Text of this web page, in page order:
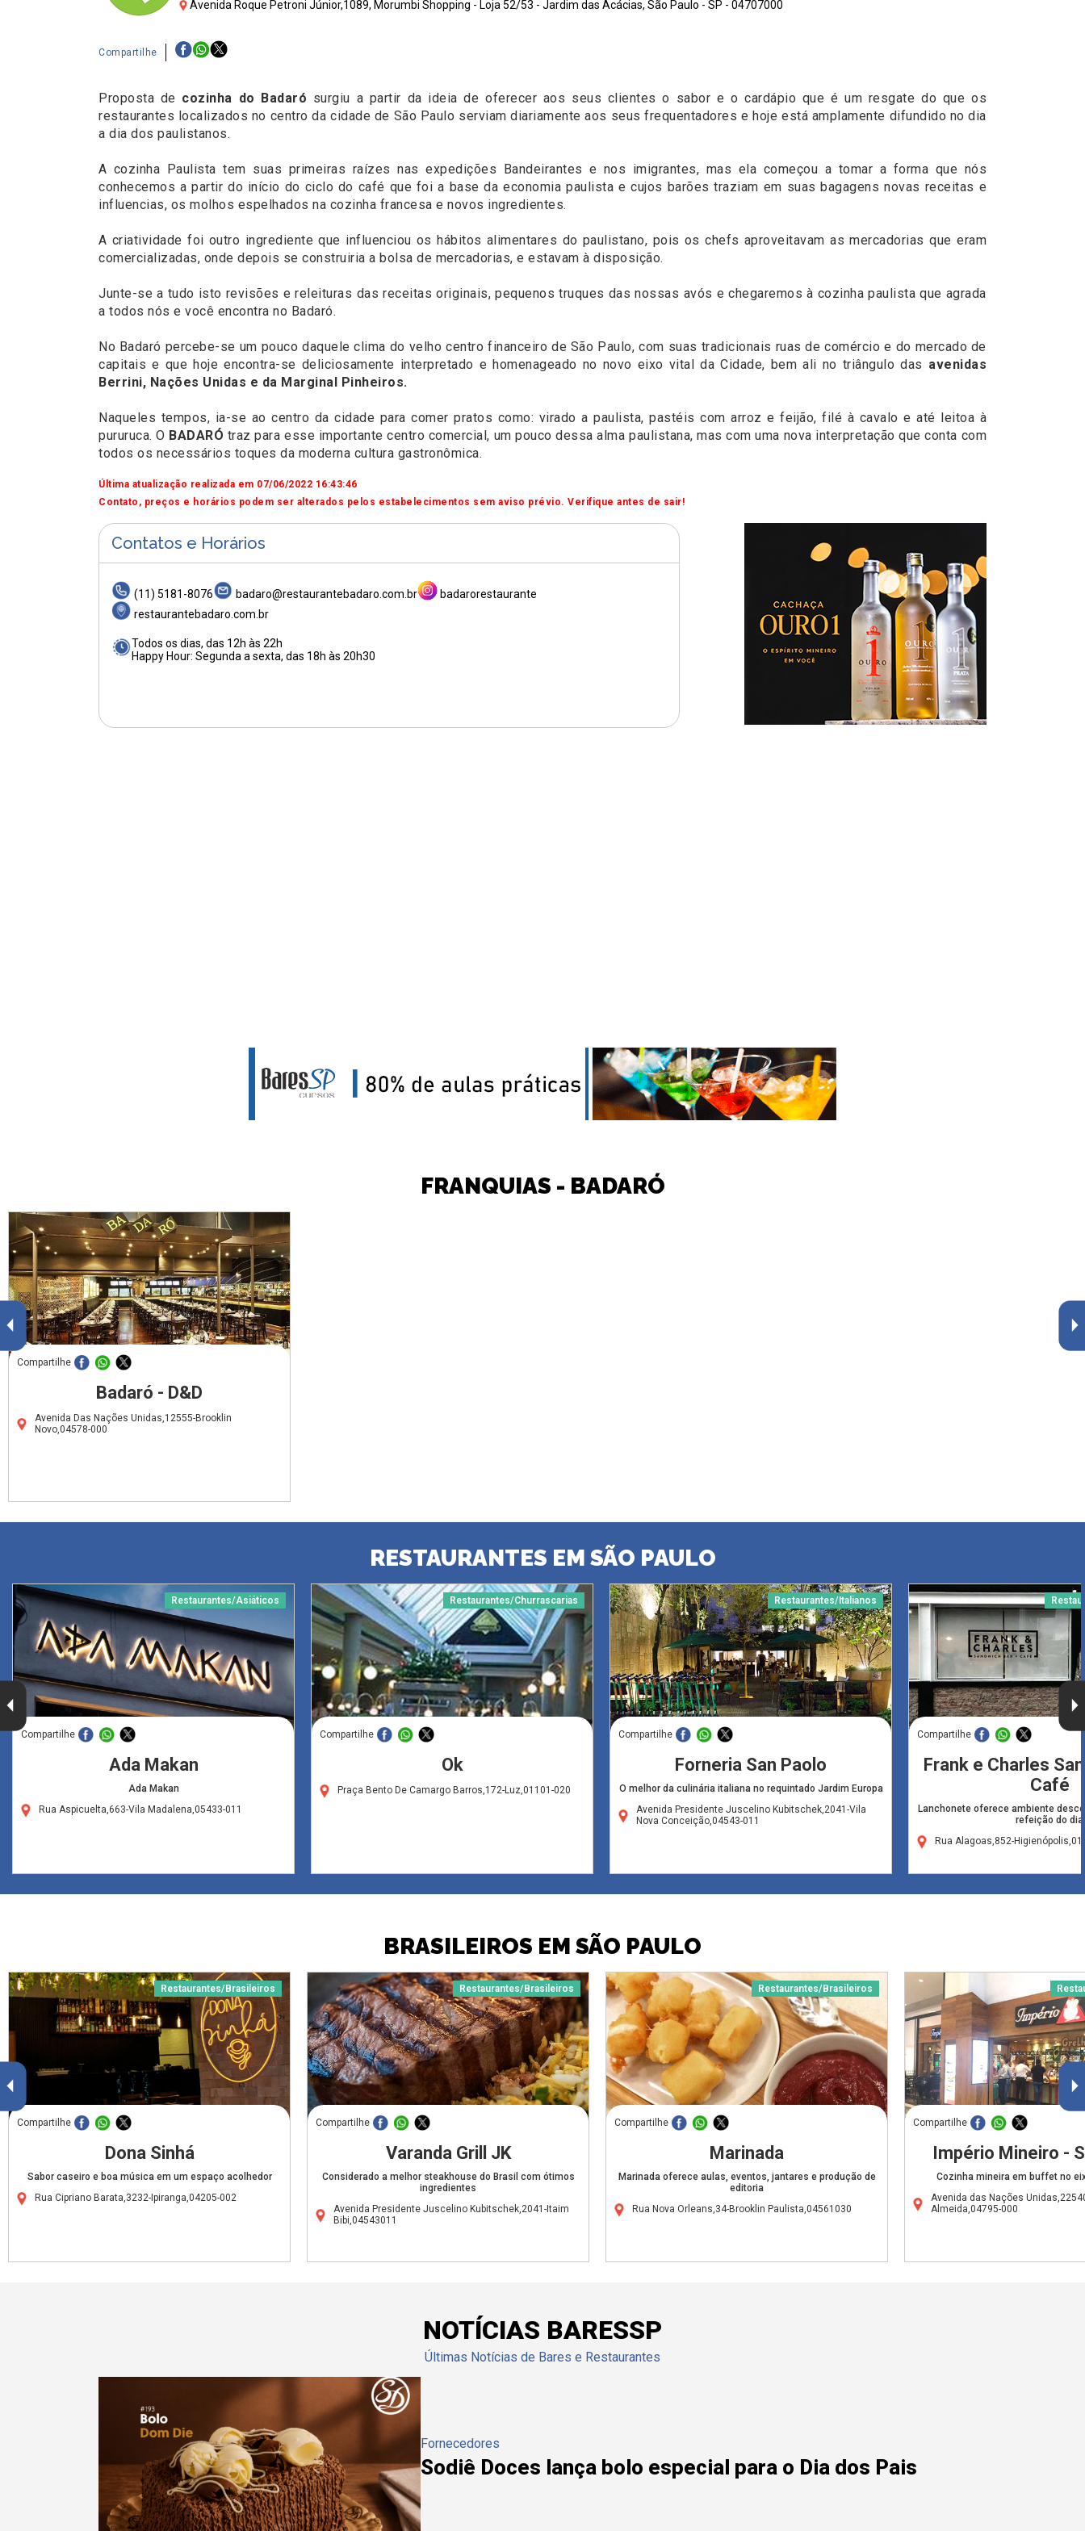
Avenida Roque Petroni Júnior,1089, Morumbi Shopping - Loja 52/53 - Jardim das Acácias, São Paulo - SP - 04707000
Compartilhe
Proposta de cozinha do Badaró surgiu a partir da ideia de oferecer aos seus clientes o sabor e o cardápio que é um resgate do que os
restaurantes localizados no centro da cidade de São Paulo serviam diariamente aos seus frequentadores e hoje está amplamente difundido no dia
a dia dos paulistanos.
A cozinha Paulista tem suas primeiras raízes nas expedições Bandeirantes e nos imigrantes, mas ela começou a tomar a forma que nós
conhecemos a partir do início do ciclo do café que foi a base da economia paulista e cujos barões traziam em suas bagagens novas receitas e
influencias, os molhos espelhados na cozinha francesa e novos ingredientes.
A criatividade foi outro ingrediente que influenciou os hábitos alimentares do paulistano, pois os chefs aproveitavam as mercadorias que eram
comercializadas, onde depois se construiria a bolsa de mercadorias, e estavam à disposição.
Junte-se a tudo isto revisões e releituras das receitas originais, pequenos truques das nossas avós e chegaremos à cozinha paulista que agrada
a todos nós e você encontra no Badaró.
No Badaró percebe-se um pouco daquele clima do velho centro financeiro de São Paulo, com suas tradicionais ruas de comércio e do mercado de
capitais e que hoje encontra-se deliciosamente interpretado e homenageado no novo eixo vital da Cidade, bem ali no triângulo das avenidas
Berrini, Nações Unidas e da Marginal Pinheiros.
Naqueles tempos, ia-se ao centro da cidade para comer pratos como: virado a paulista, pastéis com arroz e feijão, filé à cavalo e até leitoa à
pururuca. O BADARÓ traz para esse importante centro comercial, um pouco dessa alma paulistana, mas com uma nova interpretação que conta com
todos os necessários toques da moderna cultura gastronômica.
Última atualização realizada em 07/06/2022 16:43:46
Contato, preços e horários podem ser alterados pelos estabelecimentos sem aviso prévio. Verifique antes de sair!
Contatos e Horários
(11) 5181-8076 badaro@restaurantebadaro.com.br
badarorestaurante
restaurantebadaro.com.br
Todos os dias, das 12h às 22h
Happy Hour: Segunda a sexta, das 18h às 20h30
FRANQUIAS - BADARÓ
Compartilhe
Badaró - D&D
Avenida Das Nações Unidas,12555-Brooklin
Novo,04578-000
RESTAURANTES EM SÃO PAULO
Restaurantes/Asiáticos
Compartilhe
Ada Makan
Ada Makan
Rua Aspicuelta,663-Vila Madalena,05433-011
Restaurantes/Churrascarias
Compartilhe
Ok
Praça Bento De Camargo Barros,172-Luz,01101-020
Restaurantes/Italianos
Compartilhe
Forneria San Paolo
O melhor da culinária italiana no requintado Jardim Europa
Avenida Presidente Juscelino Kubitschek,2041-Vila
Nova Conceição,04543-011
Compartilhe
Frank e Charles
Café
Lanchonete oferece ambiente
refeição do dia
Rua Alagoas,852-
BRASILEIROS EM SÃO PAULO
Restaurantes/Brasileiros
Compartilhe
Dona Sinhá
Sabor caseiro e boa música em um espaço acolhedor
Rua Cipriano Barata,3232-Ipiranga,04205-002
Restaurantes/Brasileiros
Compartilhe
Varanda Grill JK
Considerado a melhor steakhouse do Brasil com ótimos
ingredientes
Avenida Presidente Juscelino Kubitschek,2041-Itaim
Bibi,04543011
Restaurantes/Brasileiros
Compartilhe
Marinada
Marinada oferece aulas, eventos, jantares e produção de
editoria
Rua Nova Orleans,34-Brooklin Paulista,04561030
Compartilhe
Império Mineiro -
Cozinha mineira em buffet no
Avenida das Nações
Almeida,04795-000
NOTÍCIAS BARESSP
Últimas Notícias de Bares e Restaurantes
Fornecedores
Sodiê Doces lança bolo especial para o Dia dos Pais